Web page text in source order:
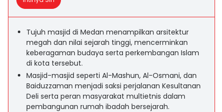
Tujuh masjid di Medan menampilkan arsitektur
megah dan nilai sejarah tinggi, mencerminkan
keberagaman budaya serta perkembangan Islam
di kota tersebut.
Masjid-masjid seperti Al-Mashun, Al-Osmani, dan
Baiduzzaman menjadi saksi perjalanan Kesultanan
Deli serta peran masyarakat multietnis dalam
pembangunan rumah ibadah bersejarah.